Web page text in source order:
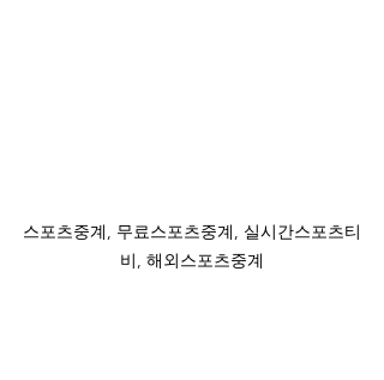
스포츠중계, 무료스포츠중계, 실시간스포츠티
비, 해외스포츠중계